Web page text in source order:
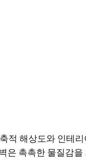
적 해상도와 인테
은 촉촉한 물질감